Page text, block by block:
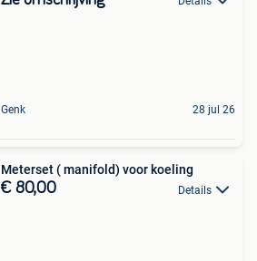
Genk 28 jul 26
Meterset ( manifold) voor koeling
€ 80,00 Details